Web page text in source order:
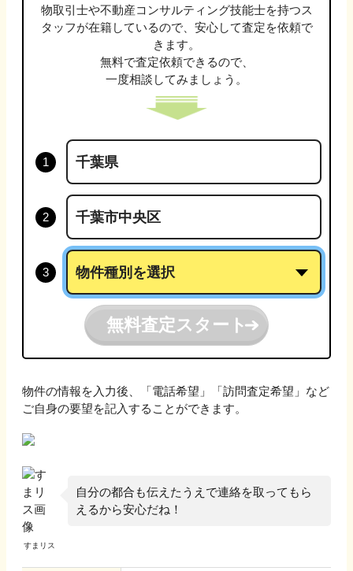
物取引士や不動産コンサルティング技能士を持つス
タッフが在籍しているので、安心して査定を依頼で
きます。
無料で査定依頼できるので、
一度相談してみましょう。
無料査定スタート
物件の情報を入力後、「電話希望」「訪問査定希望」など
ご自身の要望を記入することができます。
自分の都合も伝えたうえで連絡を取ってもら
えるから安心だね！